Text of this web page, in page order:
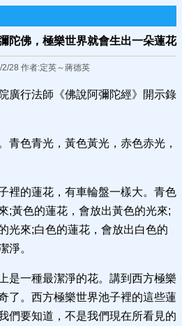
陀佛，極樂世界就會生出一朵蓮花
2/28 作者:定英～蔣德英
廣行法師《佛說阿彌陀經》開示錄
青色青光，黃色黃光，赤色赤光，
裡的蓮花，有車輪盤一樣大。青色
;黃色的蓮花，會放出黃色的光來;
光來;白色的蓮花，會放出白色的
淨。
是一種最潔淨的花。講到西方極樂
了。西方極樂世界池子裡的這些蓮
們要知道，不是我們現在所看見的